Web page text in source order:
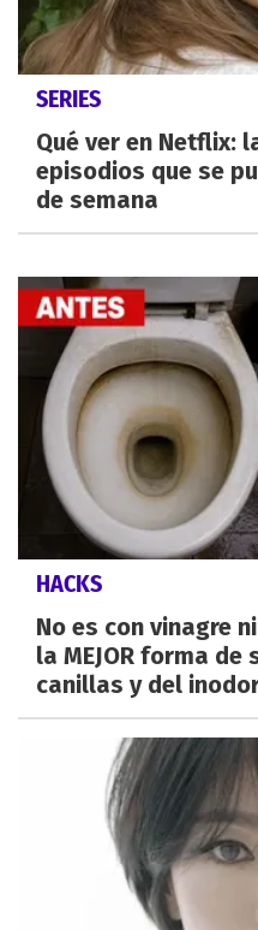
SERIES
Qué ver en Netflix:
episodios que se
de semana
HACKS
No es con vinagre
la MEJOR forma
canillas y del